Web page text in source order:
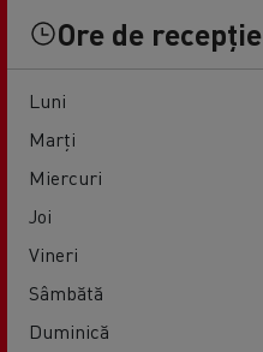
Ore de recepție
Luni
Marți
Miercuri
Joi
Vineri
Sâmbătă
Duminică